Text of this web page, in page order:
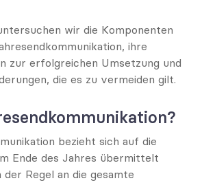
wir die Komponenten
ihre
zur erfolgreichen Umsetzung und
die es zu vermeiden gilt.
bezieht sich auf die
Ende des Jahres übermittelt
Regel an die gesamte